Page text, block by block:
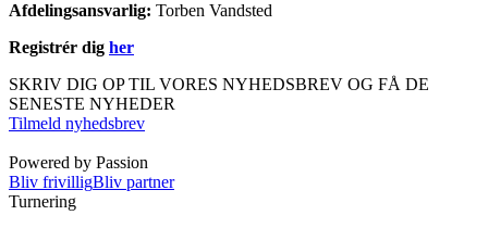
Afdelingsansvarlig: Torben Vandsted
Registrér dig her
SKRIV DIG OP TIL VORES NYHEDSBREV OG FÅ DE
SENESTE NYHEDER
Tilmeld nyhedsbrev
Powered by Passion
Bliv frivilligBliv partner
Turnering